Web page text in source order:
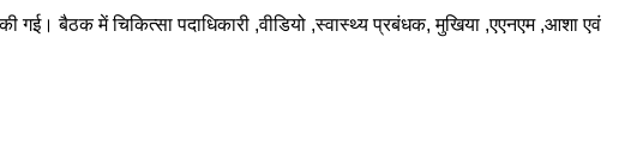
बैठक में चिकित्सा पदाधिकारी ,वीडियो ,स्वास्थ्य प्रबंधक, मुखिया ,एएनएम ,आशा एवं